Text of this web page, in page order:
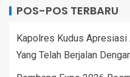
POS-POS TERBARU
Kapolres Kudus Apresiasi
Yang Telah Berjalan